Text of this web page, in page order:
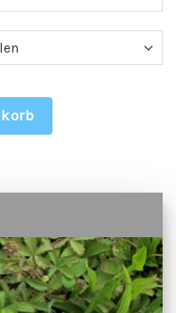
mit schwarzer